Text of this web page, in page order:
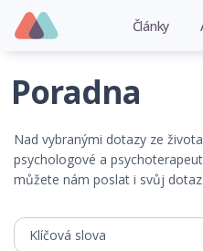
Články
Poradna
Nad vybranými dotazy ze
psychologové a
můžete nám poslat i svůj dotaz.
Klíčová slova